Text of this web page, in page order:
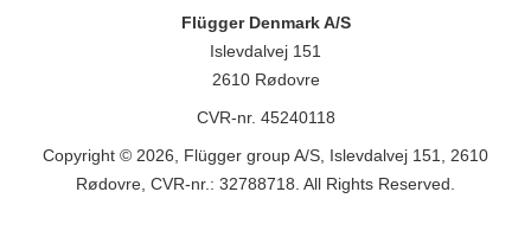
Flügger Denmark A/S
Islevdalvej 151
2610 Rødovre
CVR-nr. 45240118
Copyright © 2026, Flügger group A/S, Islevdalvej 151, 2610
Rødovre, CVR-nr.: 32788718. All Rights Reserved.